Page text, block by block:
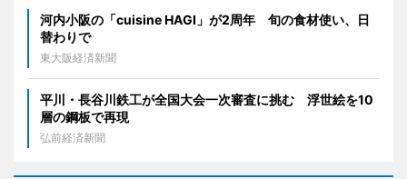
河内小阪の「cuisine HAGI」が2周年 旬の食材使い、日
替わりで
東大阪経済新聞
平川・長谷川鉄工が全国大会一次審査に挑む 浮世絵を10
層の鋼板で再現
弘前経済新聞